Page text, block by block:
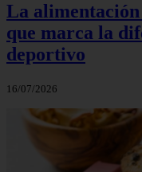
La
que marca la
deportivo
16/07/2026